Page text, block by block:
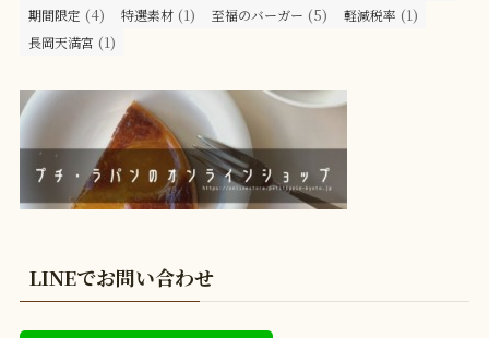
期間限定 (4) 特選素材 (1) 至福のバーガー (5) 軽減税率 (1)
長岡天満宮 (1)
LINEでお問い合わせ